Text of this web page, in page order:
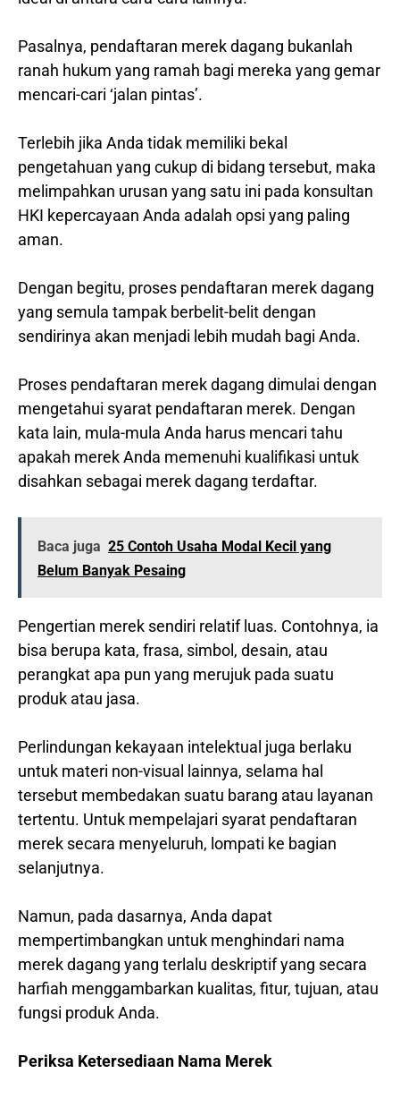
Pasalnya, pendaftaran merek dagang bukanlah
ranah hukum yang ramah bagi mereka yang gemar
mencari-cari ‘jalan pintas’.
Terlebih jika Anda tidak memiliki bekal
pengetahuan yang cukup di bidang tersebut, maka
melimpahkan urusan yang satu ini pada konsultan
HKI kepercayaan Anda adalah opsi yang paling
aman.
Dengan begitu, proses pendaftaran merek dagang
yang semula tampak berbelit-belit dengan
sendirinya akan menjadi lebih mudah bagi Anda.
Proses pendaftaran merek dagang dimulai dengan
mengetahui syarat pendaftaran merek. Dengan
kata lain, mula-mula Anda harus mencari tahu
apakah merek Anda memenuhi kualifikasi untuk
disahkan sebagai merek dagang terdaftar.
Baca juga 25 Contoh Usaha Modal Kecil yang
Belum Banyak Pesaing
Pengertian merek sendiri relatif luas. Contohnya, ia
bisa berupa kata, frasa, simbol, desain, atau
perangkat apa pun yang merujuk pada suatu
produk atau jasa.
Perlindungan kekayaan intelektual juga berlaku
untuk materi non-visual lainnya, selama hal
tersebut membedakan suatu barang atau layanan
tertentu. Untuk mempelajari syarat pendaftaran
merek secara menyeluruh, lompati ke bagian
selanjutnya.
Namun, pada dasarnya, Anda dapat
mempertimbangkan untuk menghindari nama
merek dagang yang terlalu deskriptif yang secara
harfiah menggambarkan kualitas, fitur, tujuan, atau
fungsi produk Anda.
Periksa Ketersediaan Nama Merek